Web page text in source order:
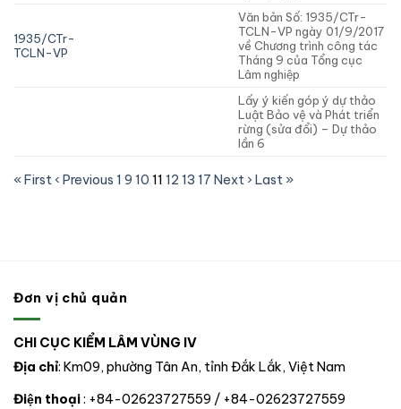
1935/CTr-
TCLN-VP
Văn bản Số: 1935/CTr-
TCLN-VP ngày 01/9/2017
về Chương trình công tác
Tháng 9 của Tổng cục
Lâm nghiệp
Lấy ý kiến góp ý dự thảo
Luật Bảo vệ và Phát triển
rừng (sửa đổi) – Dự thảo
lần 6
« First ‹ Previous 1 9 10 11 12 13 17 Next › Last »
Đơn vị chủ quản
CHI CỤC KIỂM LÂM VÙNG IV
Địa chỉ: Km09, phường Tân An, tỉnh Đắk Lắk, Việt Nam
Điện thoại: +84-02623727559 / +84-02623727559